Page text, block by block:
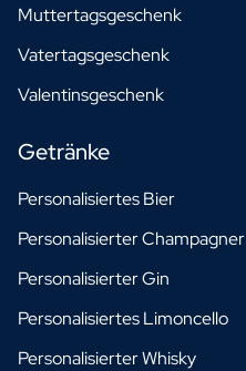
Muttertagsgeschenk
Vatertagsgeschenk
Valentinsgeschenk
Getränke
Personalisiertes Bier
Personalisierter Champagner
Personalisierter Gin
Personalisiertes Limoncello
Personalisierter Whisky